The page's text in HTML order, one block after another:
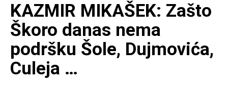
KAZMIR MIKAŠEK: Zašto
Škoro danas nema
podršku Šole, Dujmovića,
Culeja …